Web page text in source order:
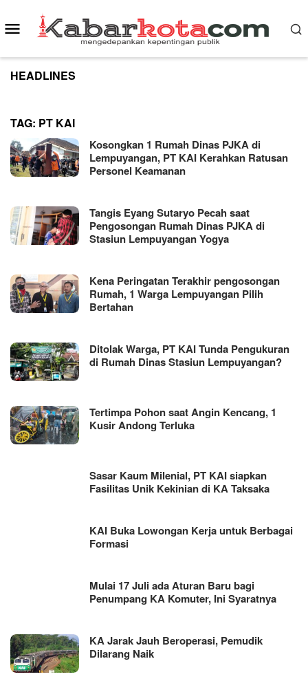
to
content
Mobile
Menu
HEADLINES
TAG: PT KAI
Kosongkan 1 Rumah Dinas PJKA di
Lempuyangan, PT KAI Kerahkan Ratusan
Personel Keamanan
Tangis Eyang Sutaryo Pecah saat
Pengosongan Rumah Dinas PJKA di
Stasiun Lempuyangan Yogya
Kena Peringatan Terakhir pengosongan
Rumah, 1 Warga Lempuyangan Pilih
Bertahan
Ditolak Warga, PT KAI Tunda Pengukuran
di Rumah Dinas Stasiun Lempuyangan?
Tertimpa Pohon saat Angin Kencang, 1
Kusir Andong Terluka
Sasar Kaum Milenial, PT KAI siapkan
Fasilitas Unik Kekinian di KA Taksaka
KAI Buka Lowongan Kerja untuk Berbagai
Formasi
Mulai 17 Juli ada Aturan Baru bagi
Penumpang KA Komuter, Ini Syaratnya
KA Jarak Jauh Beroperasi, Pemudik
Dilarang Naik